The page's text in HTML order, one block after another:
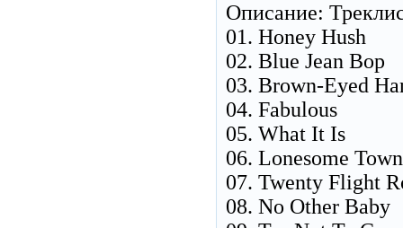
Описание:
01. Honey Hush
02. Blue Jean Bop
03. Brown-Eyed
04. Fabulous
05. What It Is
06. Lonesome Town
07. Twenty Flight
08. No Other Baby